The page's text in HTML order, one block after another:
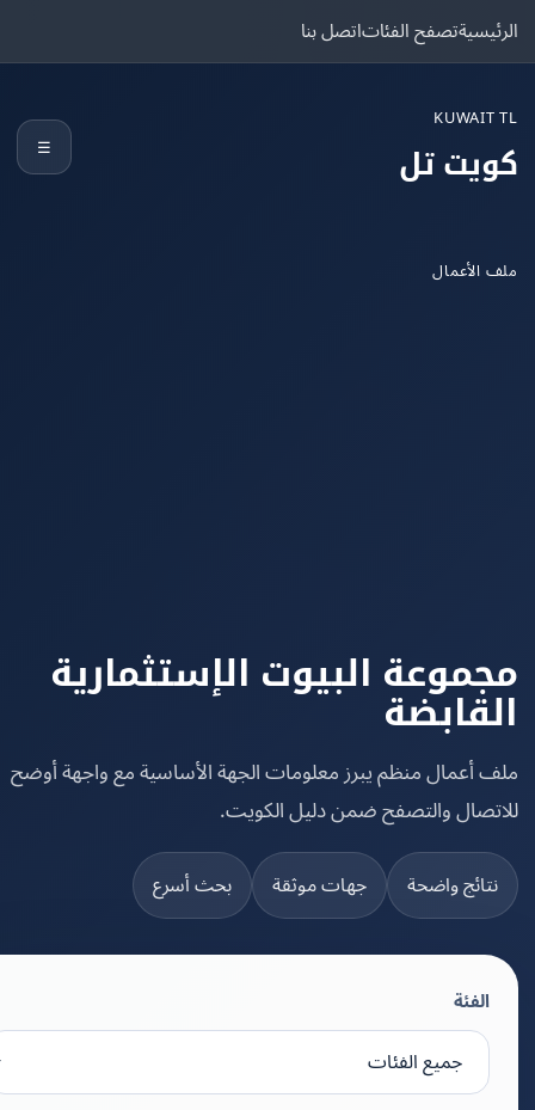
تصفح الفئاتاتصل بنا
تل
البيوت الإستثمارية
منظم يبرز معلومات الجهة الأساسية مع واجهة أوضح
والتصفح ضمن دليل الكويت.
واضحة جهات موثقة بحث أسرع